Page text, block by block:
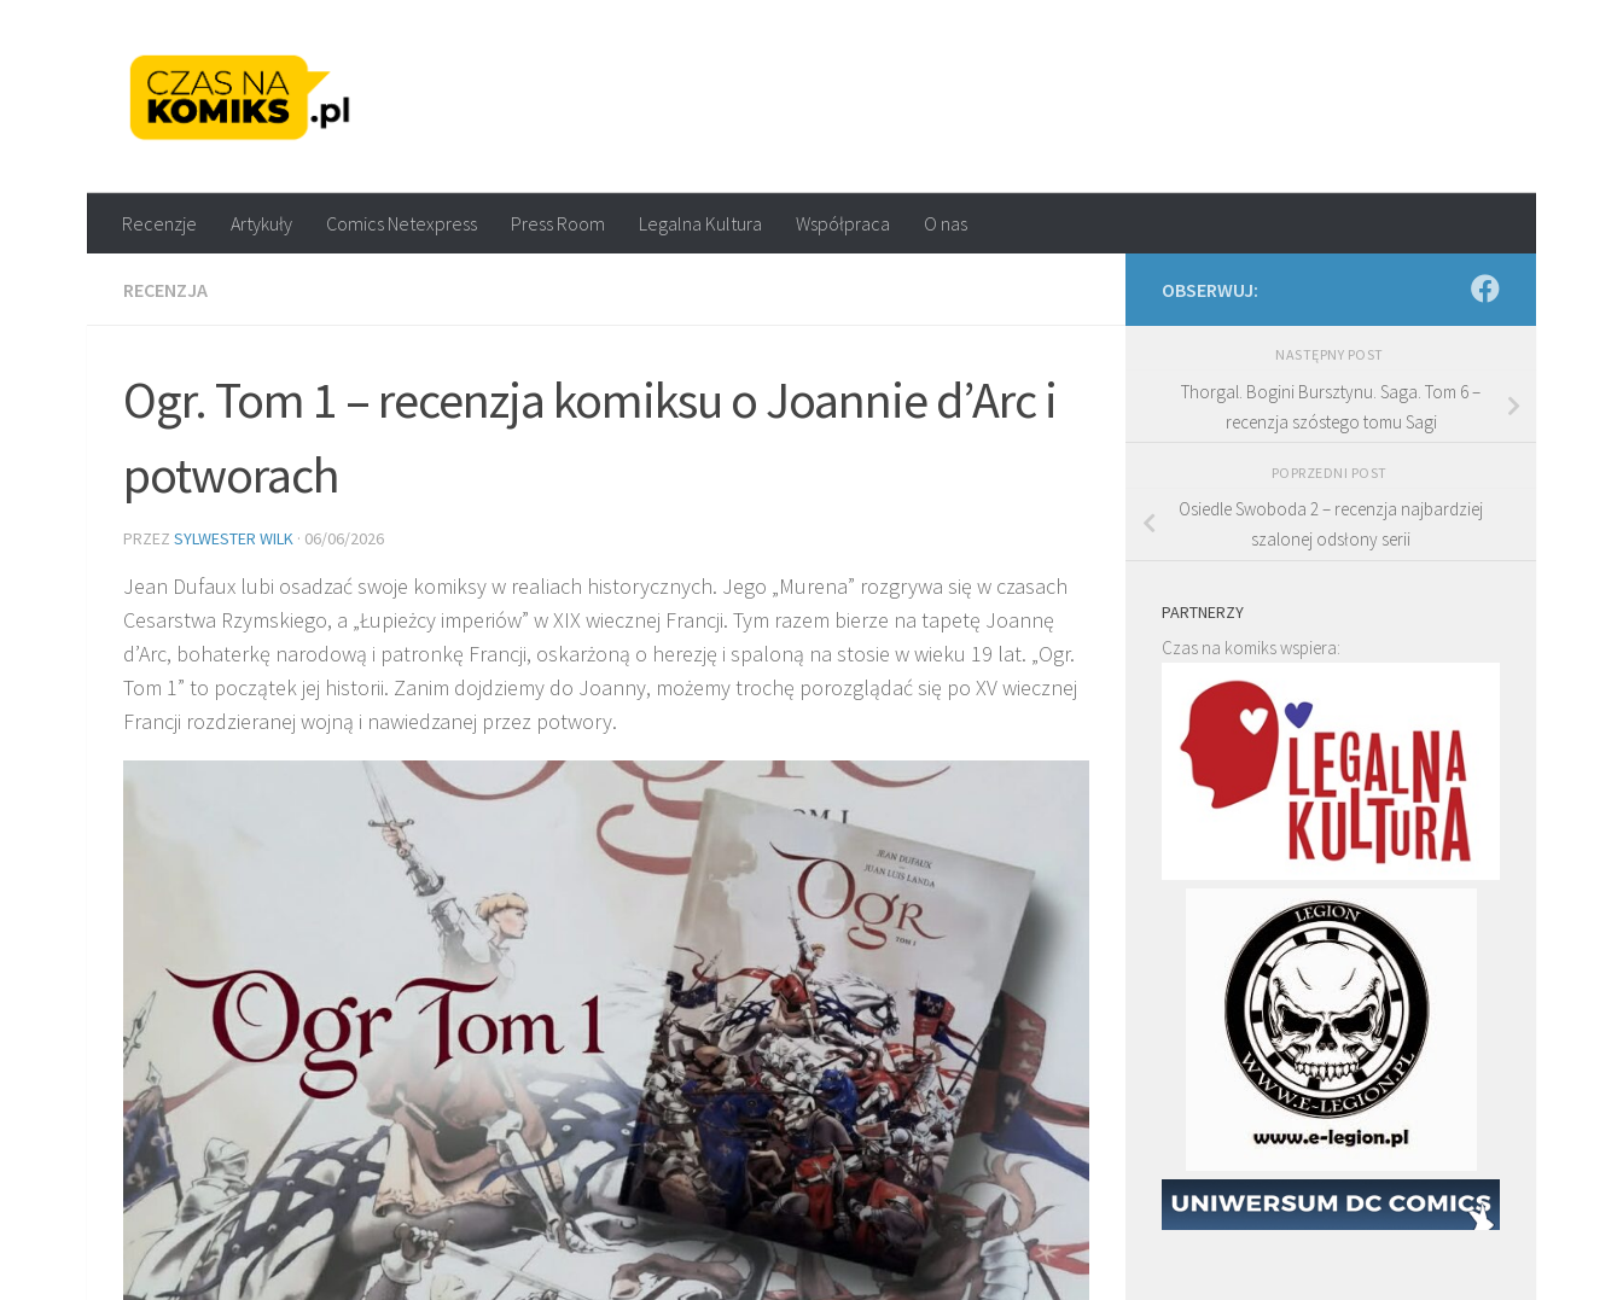
Recenzje Artykuły Comics Netexpress Press Room Legalna Kultura Współpraca O nas
RECENZJA
Ogr. Tom 1 – recenzja komiksu o Joannie d’Arc i
potworach
PRZEZ SYLWESTER WILK · 06/06/2026
Jean Dufaux lubi osadzać swoje komiksy w realiach historycznych. Jego „Murena” rozgrywa się w czasach
Cesarstwa Rzymskiego, a „Łupieżcy imperiów” w XIX wiecznej Francji. Tym razem bierze na tapetę Joannę
d’Arc, bohaterkę narodową i patronkę Francji, oskarżoną o herezję i spaloną na stosie w wieku 19 lat. „Ogr.
Tom 1” to początek jej historii. Zanim dojdziemy do Joanny, możemy trochę porozglądać się po XV wiecznej
Francji rozdzieranej wojną i nawiedzanej przez potwory.
OBSERWUJ:
NASTĘPNY POST
Thorgal. Bogini Bursztynu. Saga. Tom 6 –
recenzja szóstego tomu Sagi
POPRZEDNI POST
Osiedle Swoboda 2 – recenzja najbardziej
szalonej odsłony serii
PARTNERZY
Czas na komiks wspiera: